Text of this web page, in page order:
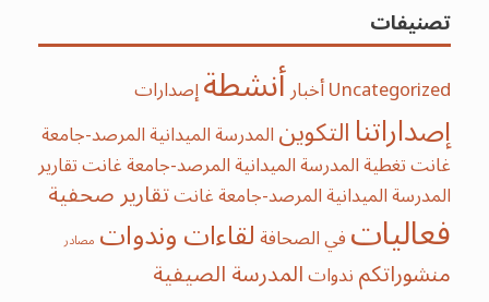
تصنيفات
Uncategorizedأخبارأنشطةإصدارات
إصداراتناالتكوينالمدرسة الميدانية المرصد-جامعة
غانتتغطية المدرسة الميدانية المرصد-جامعة غانتتقارير
المدرسة الميدانية المرصد-جامعة غانتتقارير صحفية
فعالياتفي الصحافةلقاءات وندوات مصادر
منشوراتكمندوات‫‫المدرسة‬ الصيفية‬